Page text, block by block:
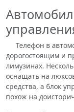
Телефон в
дорогостоящим и
лимузинах.
оснащать на
средства, а блок
похож на